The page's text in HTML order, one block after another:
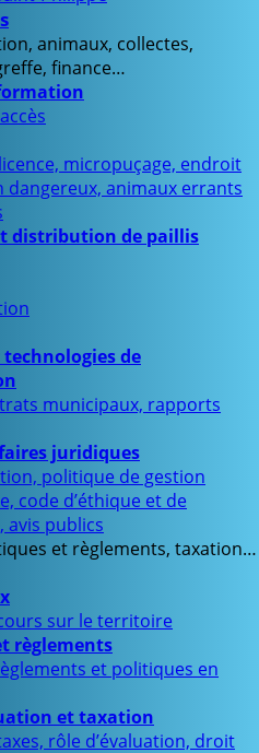
animaux, collectes,
finance…
micropuçage, endroit
dangereux, animaux errants
distribution de paillis
technologies de
municipaux, rapports
juridiques
politique de gestion
code d’éthique et de
avis publics
et règlements, taxation…
sur le territoire
règlements
et politiques en
et taxation
rôle d’évaluation, droit